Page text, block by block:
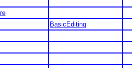
BasicEditing